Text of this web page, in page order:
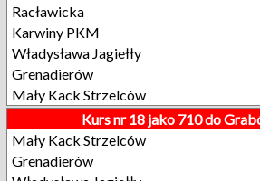
Racławicka
Karwiny PKM
Władysława Jagiełły
Grenadierów
Mały Kack Strzelców
Kurs nr 18 jako 710 do
Mały Kack Strzelców
Grenadierów